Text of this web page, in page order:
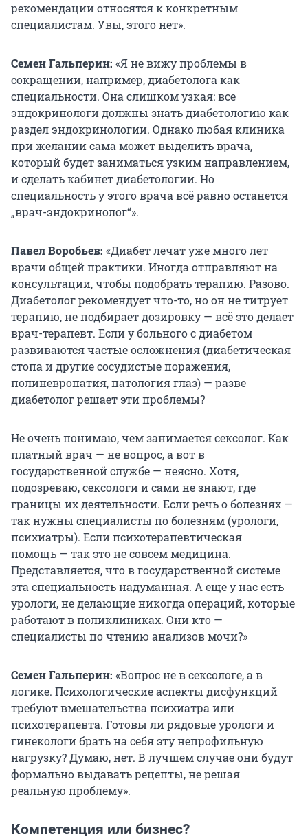
рекомендации относятся к конкретным
специалистам. Увы, этого нет».
Семен Гальперин: «Я не вижу проблемы в
сокращении, например, диабетолога как
специальности. Она слишком узкая: все
эндокринологи должны знать диабетологию как
раздел эндокринологии. Однако любая клиника
при желании сама может выделить врача,
который будет заниматься узким направлением,
и сделать кабинет диабетологии. Но
специальность у этого врача всё равно останется
„врач-эндокринолог“».
Павел Воробьев: «Диабет лечат уже много лет
врачи общей практики. Иногда отправляют на
консультации, чтобы подобрать терапию. Разово.
Диабетолог рекомендует что-то, но он не титрует
терапию, не подбирает дозировку — всё это делает
врач-терапевт. Если у больного с диабетом
развиваются частые осложнения (диабетическая
стопа и другие сосудистые поражения,
полиневропатия, патология глаз) — разве
диабетолог решает эти проблемы?
Не очень понимаю, чем занимается сексолог. Как
платный врач — не вопрос, а вот в
государственной службе — неясно. Хотя,
подозреваю, сексологи и сами не знают, где
границы их деятельности. Если речь о болезнях —
так нужны специалисты по болезням (урологи,
психиатры). Если психотерапевтическая
помощь — так это не совсем медицина.
Представляется, что в государственной системе
эта специальность надуманная. А еще у нас есть
урологи, не делающие никогда операций, которые
работают в поликлиниках. Они кто —
специалисты по чтению анализов мочи?»
Семен Гальперин: «Вопрос не в сексологе, а в
логике. Психологические аспекты дисфункций
требуют вмешательства психиатра или
психотерапевта. Готовы ли рядовые урологи и
гинекологи брать на себя эту непрофильную
нагрузку? Думаю, нет. В лучшем случае они будут
формально выдавать рецепты, не решая
реальную проблему».
Компетенция или бизнес?